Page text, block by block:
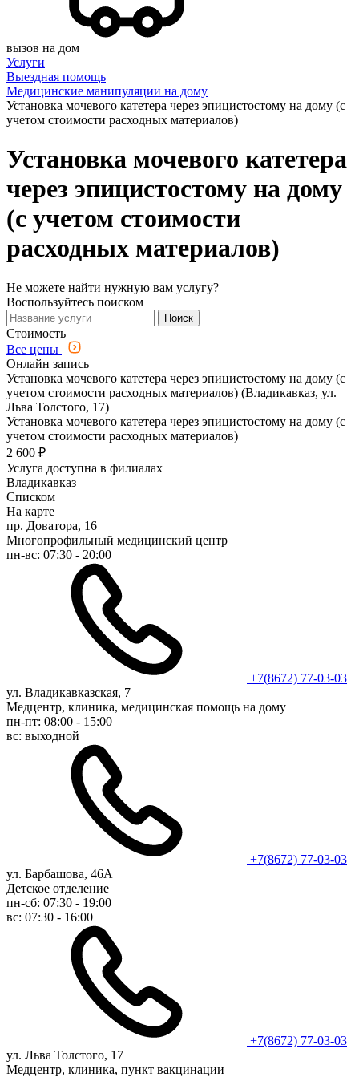
вызов на дом
Услуги
Выездная помощь
Медицинские манипуляции на дому
Установка мочевого катетера через эпицистостому на дому (с
учетом стоимости расходных материалов)
Установка мочевого катетера
через эпицистостому на дому
(с учетом стоимости
расходных материалов)
Не можете найти нужную вам услугу?
Воспользуйтесь поиском
Поиск
Стоимость
Все цены
Онлайн запись
Установка мочевого катетера через эпицистостому на дому (с
учетом стоимости расходных материалов) (Владикавказ, ул.
Льва Толстого, 17)
Установка мочевого катетера через эпицистостому на дому (с
учетом стоимости расходных материалов)
2 600 ₽
Услуга доступна в филиалах
Владикавказ
Списком
На карте
пр. Доватора, 16
Многопрофильный медицинский центр
пн-вс: 07:30 - 20:00
+7(8672) 77-03-03
ул. Владикавказская, 7
Медцентр, клиника, медицинская помощь на дому
пн-пт: 08:00 - 15:00
вс: выходной
+7(8672) 77-03-03
ул. Барбашова, 46А
Детское отделение
пн-сб: 07:30 - 19:00
вс: 07:30 - 16:00
+7(8672) 77-03-03
ул. Льва Толстого, 17
Медцентр, клиника, пункт вакцинации